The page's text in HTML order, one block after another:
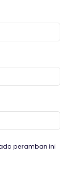
peramban ini